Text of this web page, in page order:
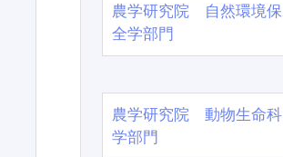
農学研究院 自然環境保
全学部門
農学研究院 動物生命科
学部門